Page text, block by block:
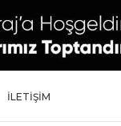
İLETİŞİM